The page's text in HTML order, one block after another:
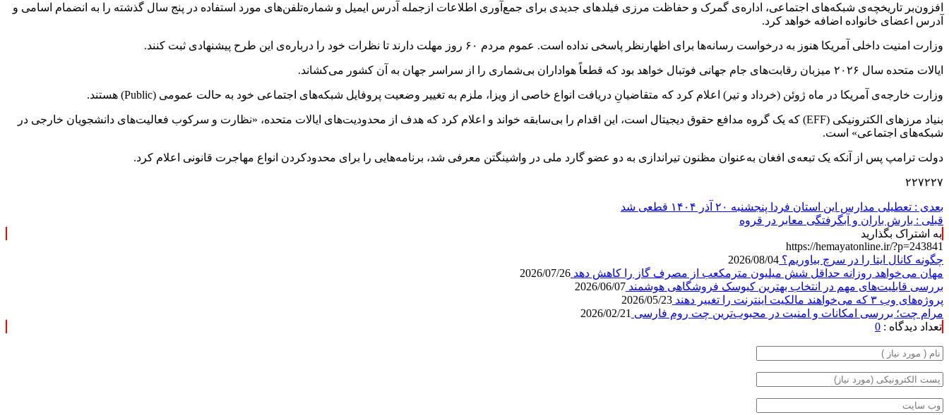
افزون‌بر تاریخچه‌ی شبکه‌های اجتماعی، اداره‌ی گمرک و حفاظت مرزی فیلدهای جدیدی برای جمع‌آوری اطلاعات ازجمله آدرس ایمیل و شماره‌تلفن‌های مورد استفاده در پنج سال گذشته را به انضمام اسامی و
آدرس اعضای خانواده اضافه خواهد کرد.
وزارت امنیت داخلی آمریکا هنوز به درخواست رسانه‌ها برای اظهارنظر پاسخی نداده است. عموم مردم ۶۰ روز مهلت دارند تا نظرات خود را درباره‌ی این طرح پیشنهادی ثبت کنند.
ایالات متحده سال ۲۰۲۶ میزبان رقابت‌های جام جهانی فوتبال خواهد بود که قطعاً هواداران بی‌شماری را از سراسر جهان به آن کشور می‌کشاند.
وزارت خارجه‌ی آمریکا در ماه ژوئن (خرداد و تیر) اعلام کرد که متقاضیانِ دریافت انواع خاصی از ویزا، ملزم به تغییر وضعیت پروفایل شبکه‌های اجتماعی خود به حالت عمومی (Public) هستند.
بنیاد مرزهای الکترونیکی (EFF) که یک گروه مدافع حقوق دیجیتال است، این اقدام را بی‌سابقه خواند و اعلام کرد که هدف از محدودیت‌های ایالات متحده، «نظارت و سرکوب فعالیت‌های دانشجویان خارجی در
شبکه‌های اجتماعی» است.
دولت ترامپ پس از آنکه یک تبعه‌ی افغان به‌عنوان مظنون تیراندازی به دو عضو گارد ملی در واشینگتن معرفی شد، برنامه‌هایی را برای محدودکردن انواع مهاجرت قانونی اعلام کرد.
۲۲۷۲۲۷
بعدی : تعطیلی مدارس این استان فردا پنجشنبه ۲۰ آذر ۱۴۰۴ قطعی شد
قبلی : بارش باران و آبگرفتگی معابر در قروه
به اشتراک بگذارید
https://hemayatonline.ir/?p=243841
چگونه کانال ایتا را در سرچ بیاوریم؟ 2026/08/04
مهان می‌خواهد روزانه حداقل شش میلیون مترمکعب از مصرف گاز را کاهش دهد 2026/07/26
بررسی قابلیت‌های مهم در انتخاب بهترین کیوسک فروشگاهی هوشمند 2026/06/07
پروژه‌های وب ۳ که می‌خواهند مالکیت اینترنت را تغییر دهند
2026/05/23
مرام چت؛ بررسی امکانات و امنیت در محبوب‌ترین چت روم فارسی 2026/02/21
تعداد دیدگاه : 0